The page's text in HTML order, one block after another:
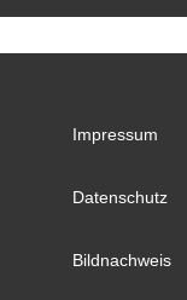
Impressum
Datenschutz
Bildnachweis